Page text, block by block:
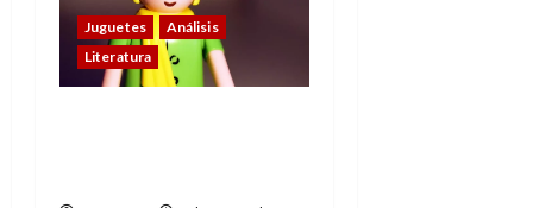
Juguetes
Análisis
Literatura